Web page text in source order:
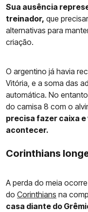
Sua ausência
treinador, que
alternativas para
criação.
O argentino já havia
Vitória, e a soma das
automática. No
do camisa 8 com o
precisa fazer caixa
acontecer.
Corinthians
A perda do meia
do Corinthians na
casa diante do